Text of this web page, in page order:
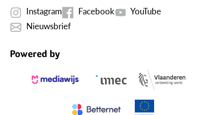
Instagram Facebook
YouTube
Nieuwsbrief
Powered by